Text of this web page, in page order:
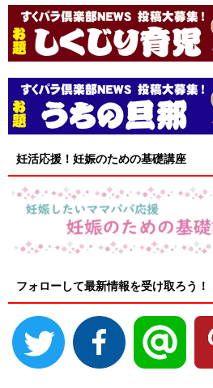
妊活応援！妊娠のための基礎講座
フォローして最新情報を受け取ろう！